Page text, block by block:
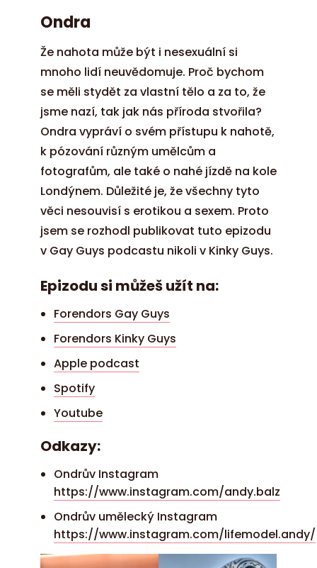
Ondra
Že nahota může být i nesexuální si
mnoho lidí neuvědomuje. Proč bychom
se měli stydět za vlastní tělo a za to, že
jsme nazí, tak jak nás příroda stvořila?
Ondra vypráví o svém přístupu k nahotě,
k pózování různým umělcům a
fotografům, ale také o nahé jízdě na kole
Londýnem. Důležité je, že všechny tyto
věci nesouvisí s erotikou a sexem. Proto
jsem se rozhodl publikovat tuto epizodu
v Gay Guys podcastu nikoli v Kinky Guys.
Epizodu si můžeš užít na:
Forendors Gay Guys
Forendors Kinky Guys
Apple podcast
Spotify
Youtube
Odkazy:
Ondrův Instagram
https://www.instagram.com/andy.balz
Ondrův umělecký Instagram
https://www.instagram.com/lifemodel.andy/